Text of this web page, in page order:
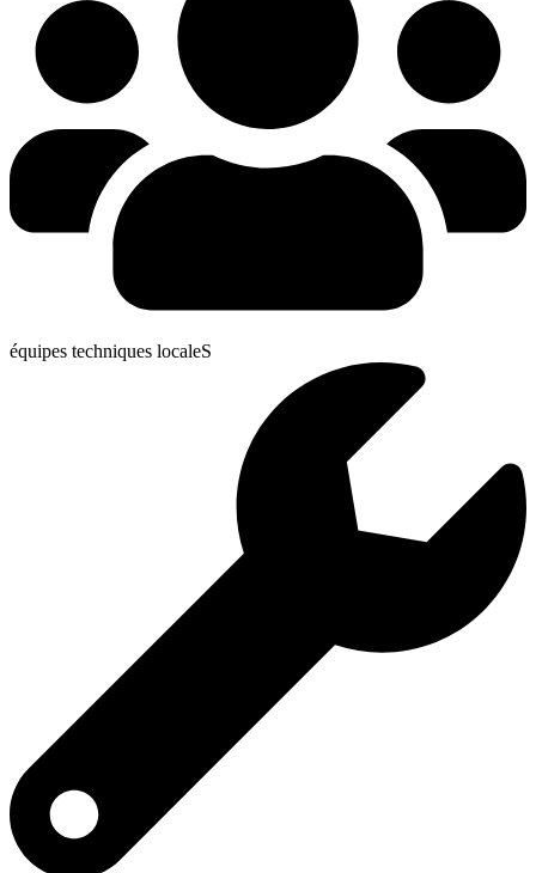
équipes techniques localeS